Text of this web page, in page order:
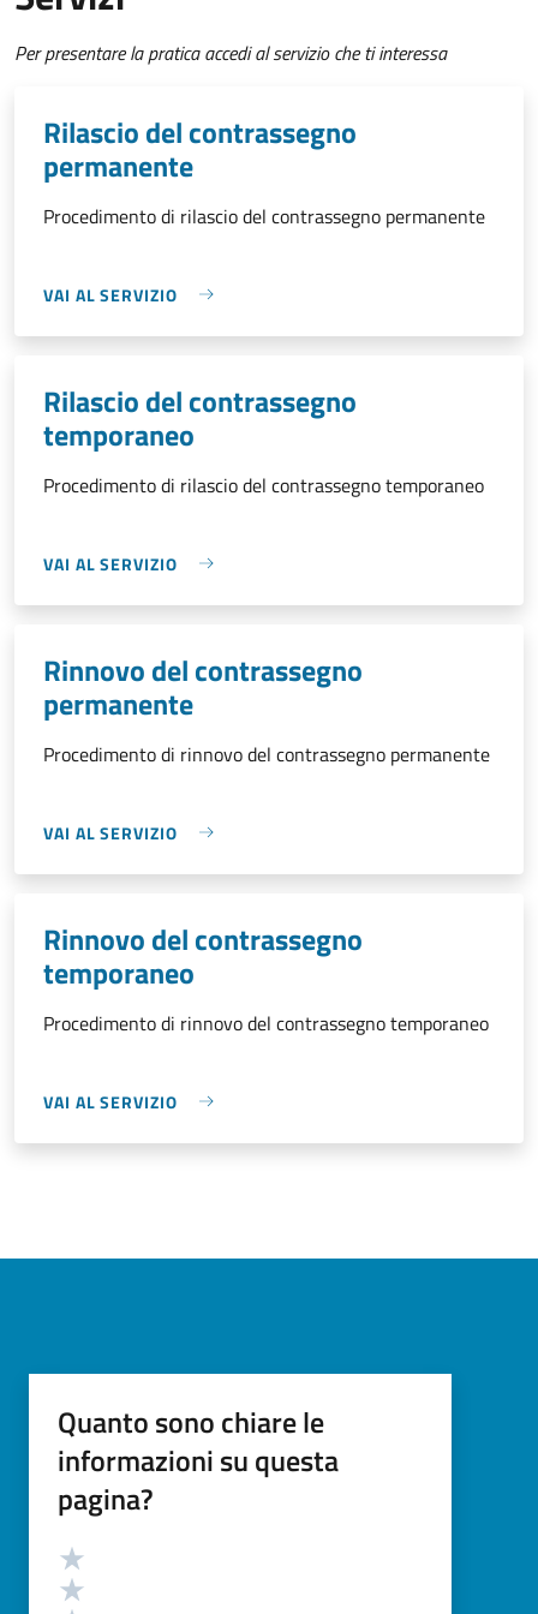
Per presentare la pratica accedi al servizio che ti interessa
Rilascio del contrassegno
permanente
Procedimento di rilascio del contrassegno permanente
VAI AL SERVIZIO
Rilascio del contrassegno
temporaneo
Procedimento di rilascio del contrassegno temporaneo
VAI AL SERVIZIO
Rinnovo del contrassegno
permanente
Procedimento di rinnovo del contrassegno permanente
VAI AL SERVIZIO
Rinnovo del contrassegno
temporaneo
Procedimento di rinnovo del contrassegno temporaneo
VAI AL SERVIZIO
Quanto sono chiare le
informazioni su questa
pagina?
Valutazione